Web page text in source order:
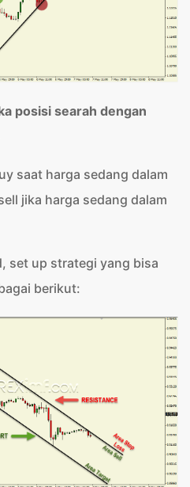
posisi searah dengan
saat harga sedang dalam
jika harga sedang dalam
set up strategi yang bisa
berikut: